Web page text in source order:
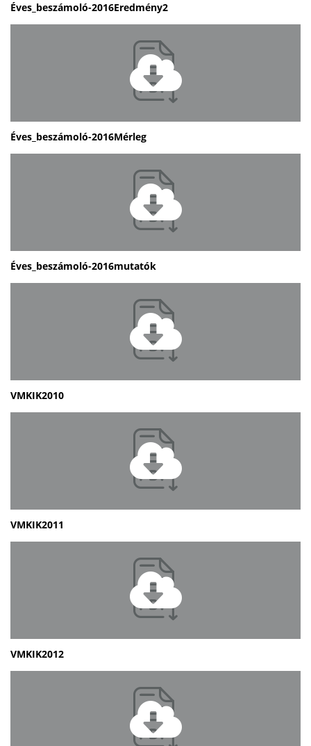
Éves_beszámoló-2016Eredmény2
Éves_beszámoló-2016Mérleg
Éves_beszámoló-2016mutatók
VMKIK2010
VMKIK2011
VMKIK2012